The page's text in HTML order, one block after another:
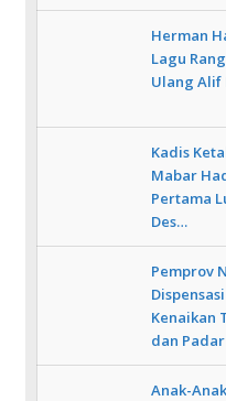
Herman
Lagu
Ulang Alif
Kadis
Mabar
Pertama
Des…
Pemprov
Kenaikan
dan Padar
Anak-